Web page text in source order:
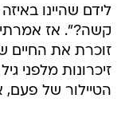
לידם שהיינו
קשה?". אז
זוכרת את החיים
הטיילור של פעם,